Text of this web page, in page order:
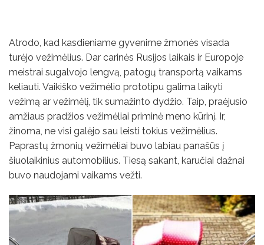
Atrodo, kad kasdieniame gyvenime žmonės visada
turėjo vežimėlius. Dar carinės Rusijos laikais ir Europoje
meistrai sugalvojo lengvą, patogų transportą vaikams
keliauti. Vaikiško vežimėlio prototipu galima laikyti
vežimą ar vežimėlį, tik sumažinto dydžio. Taip, praėjusio
amžiaus pradžios vežimėliai priminė meno kūrinį. Ir,
žinoma, ne visi galėjo sau leisti tokius vežimėlius.
Paprastų žmonių vežimėliai buvo labiau panašūs į
šiuolaikinius automobilius. Tiesą sakant, karučiai dažnai
buvo naudojami vaikams vežti.